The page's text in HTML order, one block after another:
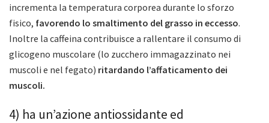
incrementa la temperatura corporea durante lo sforzo
fisico, favorendo lo smaltimento del grasso in eccesso.
Inoltre la caffeina contribuisce a rallentare il consumo di
glicogeno muscolare (lo zucchero immagazzinato nei
muscoli e nel fegato) ritardando l’affaticamento dei
muscoli.
4) ha un’azione antiossidante ed